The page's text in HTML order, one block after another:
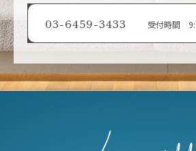
03-6459-3433 受付時間